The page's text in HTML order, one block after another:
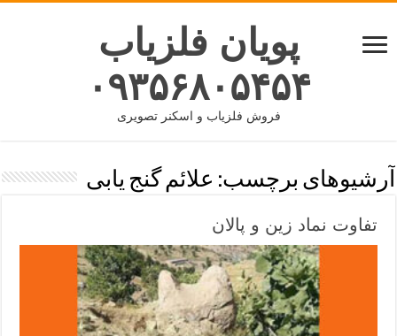
پویان فلزیاب
۰۹۳۵۶۸۰۵۴۵۴
فروش فلزیاب و اسکنر تصویری
آرشیوهای برچسب: علائم گنج یابی
تفاوت نماد زین و پالان